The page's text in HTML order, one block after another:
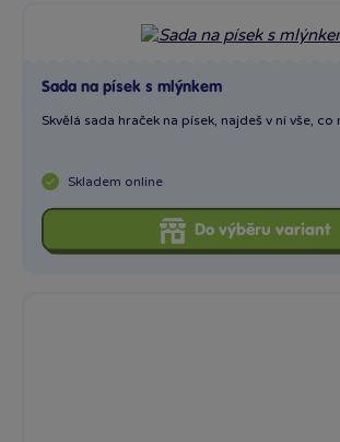
Sada na písek s mlýnkem
Skvělá sada hraček na písek, najdeš v ní vše, co
Skladem online
Do výběru variant